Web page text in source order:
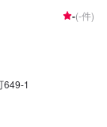
ださい。-----代車に
ご来店時の注意、
スペースは事務所
ッフへ「メンテモ
【定休日・営業時
-(-件)
649-1